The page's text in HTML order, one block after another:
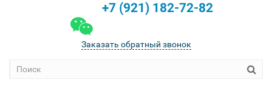
+7 (921) 182-72-82
Заказать обратный звонок